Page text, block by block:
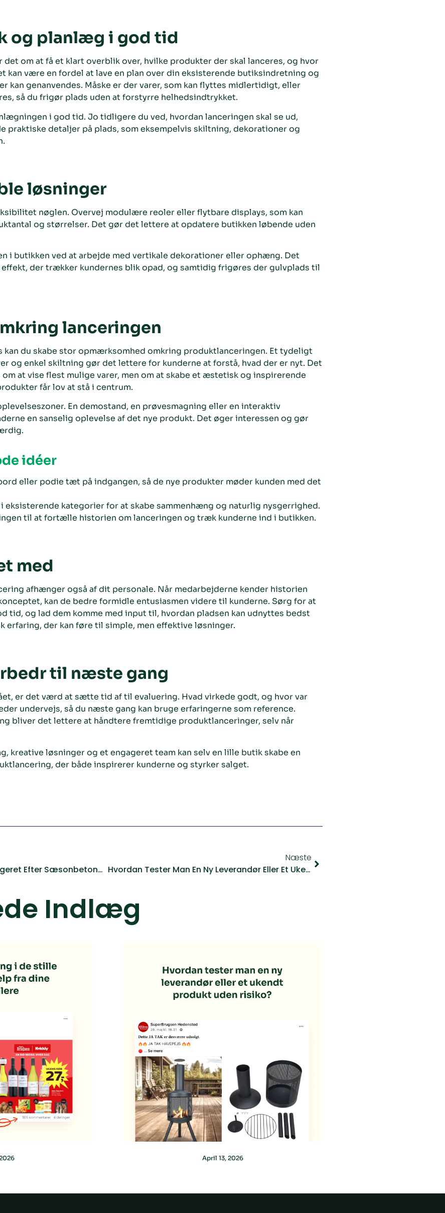
og planlæg i god tid
det om at få et klart overblik over, hvilke produkter der skal lanceres, og hvor
kan være en fordel at lave en plan over din eksisterende butiksindretning og
kan genanvendes. Måske er der varer, som kan flyttes midlertidigt, eller
så du frigør plads uden at forstyrre helhedsindtrykket.
i god tid. Jo tidligere du ved, hvordan lanceringen skal se ud,
praktiske detaljer på plads, som eksempelvis skiltning, dekorationer og
løsninger
nøglen. Overvej modulære reoler eller flytbare displays, som kan
og størrelser. Det gør det lettere at opdatere butikken løbende uden
i butikken ved at arbejde med vertikale dekorationer eller ophæng. Det
effekt, der trækker kundernes blik opad, og samtidig frigøres der gulvplads til
lanceringen
kan du skabe stor opmærksomhed omkring produktlanceringen. Et tydeligt
og enkel skiltning gør det lettere for kunderne at forstå, hvad der er nyt. Det
at vise flest mulige varer, men om at skabe et æstetisk og inspirerende
får lov at stå i centrum.
En demostand, en prøvesmagning eller en interaktiv
en sanselig oplevelse af det nye produkt. Det øger interessen og gør
idéer
eller podie tæt på indgangen, så de nye produkter møder kunden med det
eksisterende kategorier for at skabe sammenhæng og naturlig nysgerrighed.
til at fortælle historien om lanceringen og træk kunderne ind i butikken.
med
afhænger også af dit personale. Når medarbejderne kender historien
kan de bedre formidle entusiasmen videre til kunderne. Sørg for at
tid, og lad dem komme med input til, hvordan pladsen kan udnyttes bedst
erfaring, der kan føre til simple, men effektive løsninger.
til næste gang
er det værd at sætte tid af til evaluering. Hvad virkede godt, og hvor var
undervejs, så du næste gang kan bruge erfaringerne som reference.
bliver det lettere at håndtere fremtidige produktlanceringer, selv når
kreative løsninger og et engageret team kan selv en lille butik skabe en
der både inspirerer kunderne og styrker salget.
Hvordan Rydder Man Lageret Efter Sæsonbetonede Kampagner?
Næste
Hvordan Tester Man En Ny Leverandør Eller Et Ukendt Produkt Uden Risiko?
Indlæg
April 13, 2026